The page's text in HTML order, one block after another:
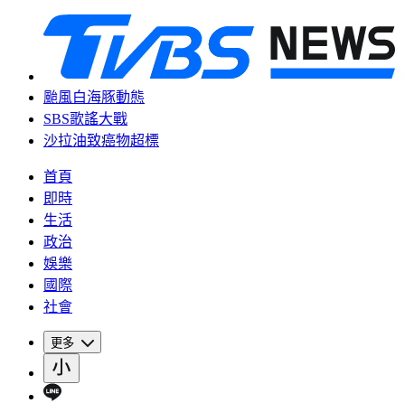
颱風白海豚動態
SBS歌謠大戰
沙拉油致癌物超標
首頁
即時
生活
政治
娛樂
國際
社會
更多